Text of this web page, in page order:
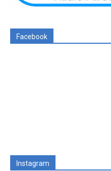
Facebook
Instagram